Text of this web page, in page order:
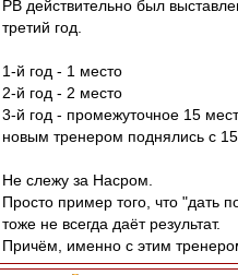
РВ действительно был
третий год.
1-й год - 1 место
2-й год - 2 место
3-й год - промежуточное 15
новым тренером поднялись с
Не слежу за Насром.
Просто пример того, что "дать
тоже не всегда даёт результат.
Причём, именно с этим